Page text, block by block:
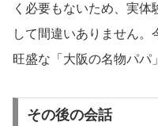
く必要もないため、実
して間違いありません
旺盛な「大阪の名物パパ
その後の会話